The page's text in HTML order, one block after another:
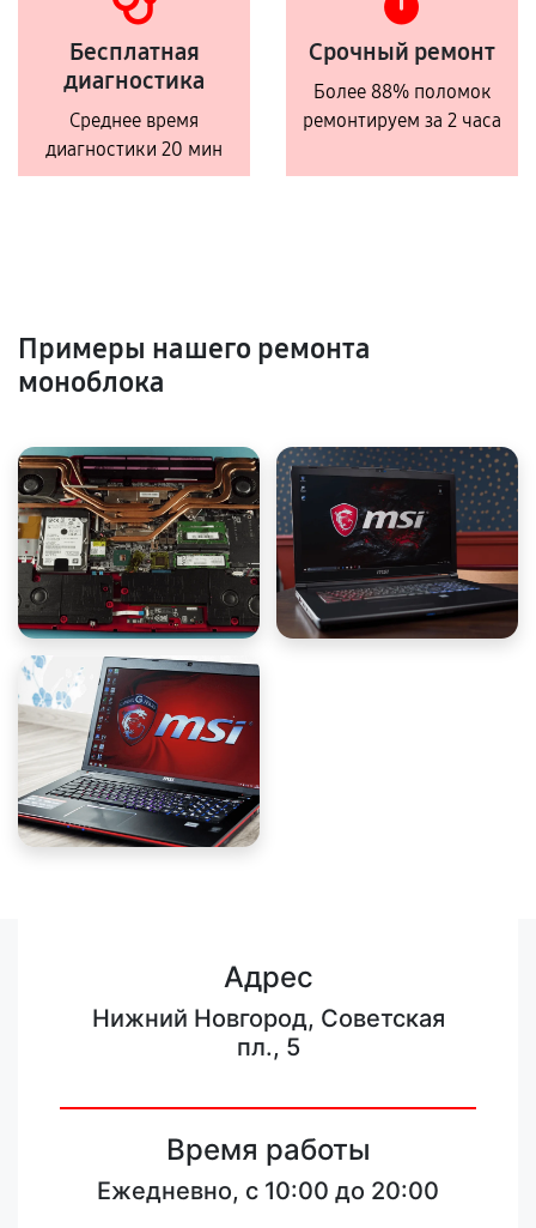
Бесплатная
диагностика
Среднее время
диагностики 20 мин
Срочный ремонт
Более 88% поломок
ремонтируем за 2 часа
Примеры нашего ремонта
моноблока
Адрес
Нижний Новгород, Советская
пл., 5
Время работы
Ежедневно, с 10:00 до 20:00